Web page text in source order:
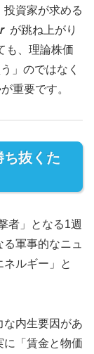
資家が求める
ｒ が跳ね上がり
も、理論株価
」のではなく
重要です。
ち抜くた
者」となる1週
軍事的なニュ
ルギー」と
内生要因があ
に「賃金と物価